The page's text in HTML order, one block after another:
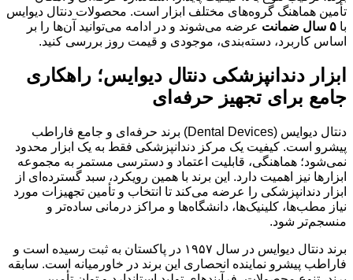
تأمین هماهنگ گروه‌های مختلف ابزار است. محصولات دنتال دیوایس
با ۵ سال ضمانت
عرضه می‌شوند و در ادامه می‌توانید آن‌ها را بر
اساس کاربرد، دسته‌بندی، موجودی و قیمت روز بررسی کنید.
ابزار دندانپزشکی دنتال دیوایس؛ راهکاری
جامع برای تجهیز حرفه‌ای
دنتال دیوایس (Dental Devices) برند حرفه‌ای و جامع فاراطب
پیشرو است. کیفیت یک مرکز دندانپزشکی فقط به یک ابزار محدود
نمی‌شود؛ هماهنگی، قابلیت اعتماد و دسترسی مستمر به مجموعه
ابزارها نیز اهمیت دارد. این برند با همین رویکرد، سبد گسترده‌ای از
ابزار دندانپزشکی را عرضه می‌کند تا انتخاب و تأمین تجهیزات مورد
نیاز مطب‌ها، کلینیک‌ها، دانشگاه‌ها و مراکز درمانی ساده‌تر و
منسجم‌تر شود.
برند دنتال دیوایس در سال ۱۹۵۷ در پاکستان به ثبت رسیده است و
فاراطب پیشرو نماینده انحصاری این برند در خاورمیانه است. سابقه